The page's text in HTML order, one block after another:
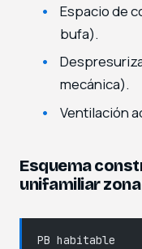
Espacio de
bufa).
mecánica).
Ventilación
Esquema
unifamiliar zona
PB habitable